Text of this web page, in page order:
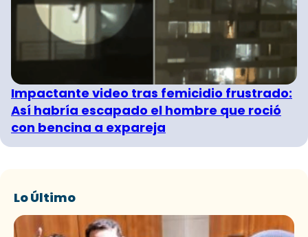
Impactante video tras femicidio frustrado:
Así habría escapado el hombre que roció
con bencina a expareja
Lo Último